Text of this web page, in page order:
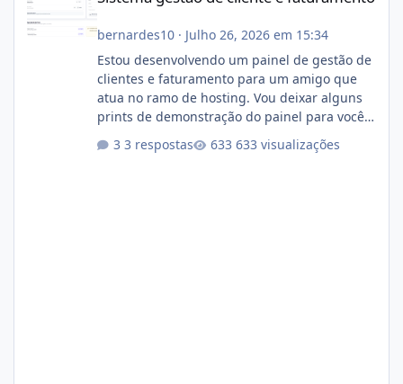
bernardes10· Julho 26, 2026 em 15:34
Estou desenvolvendo um painel de gestão de
clientes e faturamento para um amigo que
atua no ramo de hosting. Vou deixar alguns
prints de demonstração do painel para vocês
com cerca de 80% concluído e conta com
3 respostas 633 visualizações